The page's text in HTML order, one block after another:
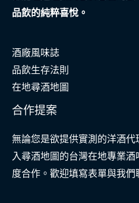
空
美
學
平
衡
品飲的純粹喜悅。
酒廠風味誌
品飲生存法則
在地尋酒地圖
合作提案
無論您是欲提供實測的洋酒
入尋酒地圖的台灣在地專業
度合作。歡迎填寫表單與我們